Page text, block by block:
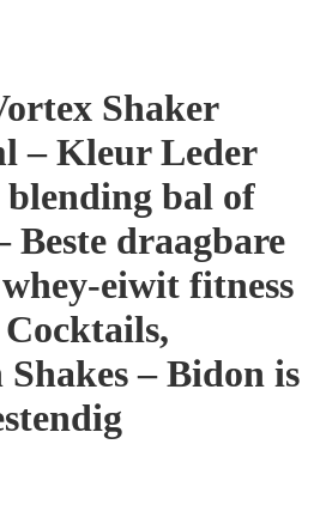
Shaker
– Kleur Leder
blending bal of
Beste draagbare
eiwit fitness
Shakes – Bidon is